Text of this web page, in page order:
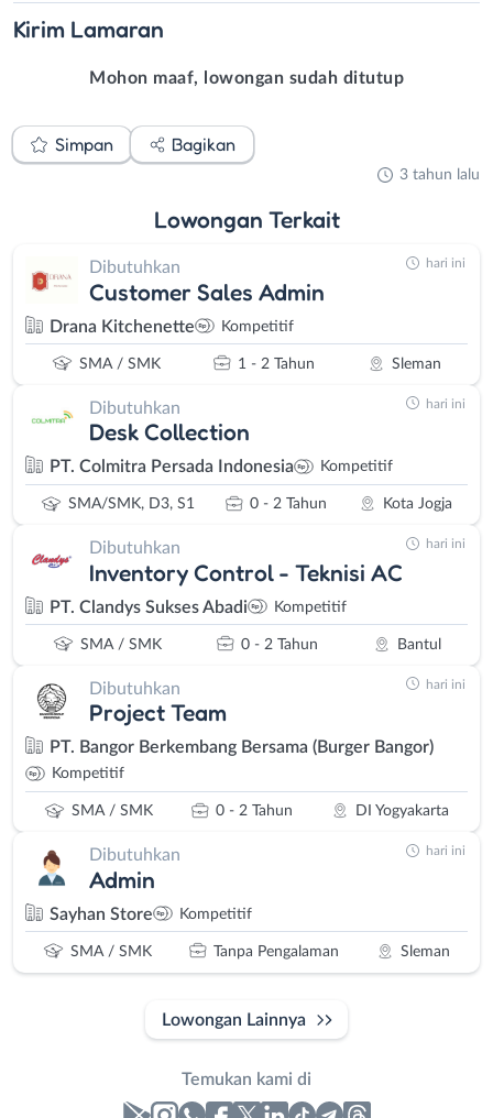
Kirim Lamaran
Mohon maaf, lowongan sudah ditutup
Simpan Bagikan
3 tahun lalu
Lowongan Terkait
Dibutuhkan
Customer Sales Admin
Drana Kitchenette Kompetitif
SMA / SMK 1 - 2 Tahun Sleman
hari ini
Dibutuhkan
Desk Collection
PT. Colmitra Persada Indonesia Kompetitif
SMA/SMK, D3, S1 0 - 2 Tahun Kota Jogja
hari ini
Dibutuhkan
Inventory Control - Teknisi AC
PT. Clandys Sukses Abadi Kompetitif
SMA / SMK 0 - 2 Tahun Bantul
hari ini
Dibutuhkan
Project Team
PT. Bangor Berkembang Bersama (Burger Bangor)
Kompetitif
SMA / SMK 0 - 2 Tahun DI Yogyakarta
hari ini
Dibutuhkan
Admin
Sayhan Store Kompetitif
SMA / SMK Tanpa Pengalaman Sleman
hari ini
Lowongan Lainnya
Temukan kami di